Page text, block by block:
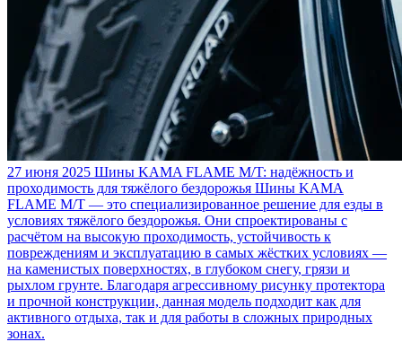
27 июня 2025 Шины KAMA FLAME M/T: надёжность и
проходимость для тяжёлого бездорожья Шины KAMA
FLAME M/T — это специализированное решение для езды в
условиях тяжёлого бездорожья. Они спроектированы с
расчётом на высокую проходимость, устойчивость к
повреждениям и эксплуатацию в самых жёстких условиях —
на каменистых поверхностях, в глубоком снегу, грязи и
рыхлом грунте. Благодаря агрессивному рисунку протектора
и прочной конструкции, данная модель подходит как для
активного отдыха, так и для работы в сложных природных
зонах.